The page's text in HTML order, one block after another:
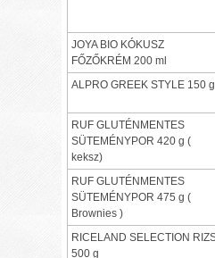
JOYA BIO KÓKUSZ
FŐZŐKRÉM 200 ml
ALPRO GREEK STYLE 150 g
RUF GLUTÉNMENTES
SÜTEMÉNYPOR 420 g (
keksz)
RUF GLUTÉNMENTES
SÜTEMÉNYPOR 475 g (
Brownies )
RICELAND SELECTION
500 g